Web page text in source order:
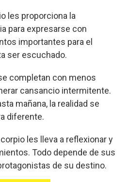
les proporciona la
para expresarse con
importantes para el
ser escuchado.
completan con menos
cansancio intermitente.
mañana, la realidad se
diferente.
les lleva a reflexionar y
Todo depende de sus
de su destino.